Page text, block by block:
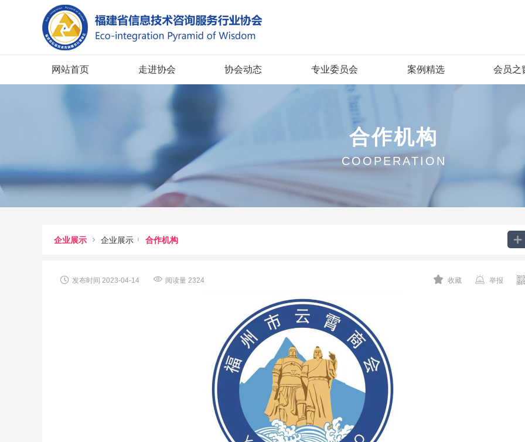
网站首页 走进协会 协会动态 专业委员会 案例精选 会员之
合作机构
COOPERATION
企业展示  企业展示  合作机构 
 发布时间 2023-04-14  阅读量 2324  收藏  举报